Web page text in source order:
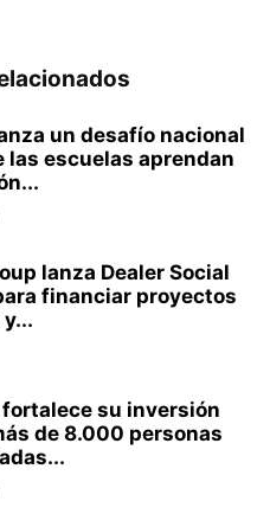
un desafío nacional
las escuelas aprendan
lanza Dealer Social
financiar proyectos
fortalece su inversión
de 8.000 personas